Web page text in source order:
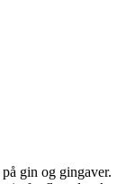
gin og gingaver.